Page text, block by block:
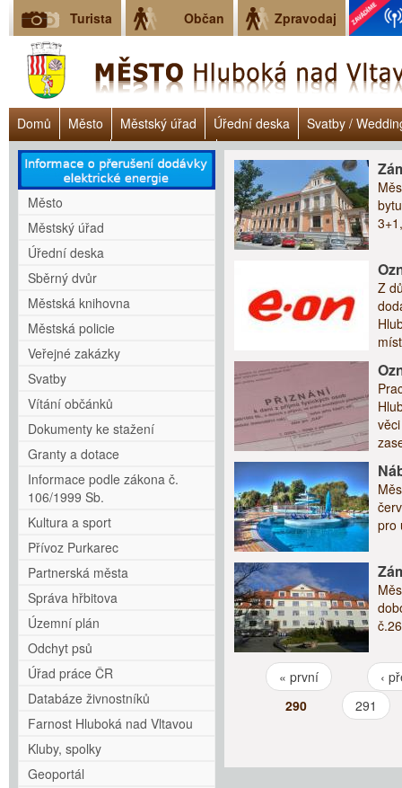
Turista Občan Zpravodaj
Domů Město Městský úřad Úřední deska
Svatby /
Úřad práce ČR
Lokalita Janoch Dluhové poradenství - Clověk
Město
Městský úřad
Úřední deska
Sběrný dvůr
Městská knihovna
Městská policie
Veřejné zakázky
Svatby
Vítání občánků
Dokumenty ke stažení
Granty a dotace
Informace podle zákona č.
106/1999 Sb.
Kultura a sport
Přívoz Purkarec
Partnerská města
Správa hřbitova
Územní plán
Odchyt psů
Úřad práce ČR
Databáze živnostníků
Farnost Hluboká nad Vltavou
Kluby, spolky
Geoportál
Z
pro
Stránky
« první
‹
290
291